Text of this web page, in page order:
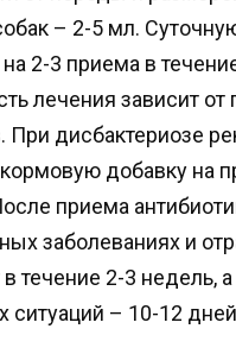
– 2-5 мл.
2-3 приема в
лечения зависит от
При дисбактериозе
добавку на
приема
заболеваниях и
течение 2-3 недель,
ситуаций – 10-12